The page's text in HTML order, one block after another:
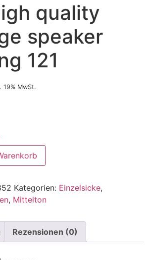
quality
speaker
121
19% MwSt.
Kategorien: Einzelsicke,
, Mittelton
Rezensionen (0)